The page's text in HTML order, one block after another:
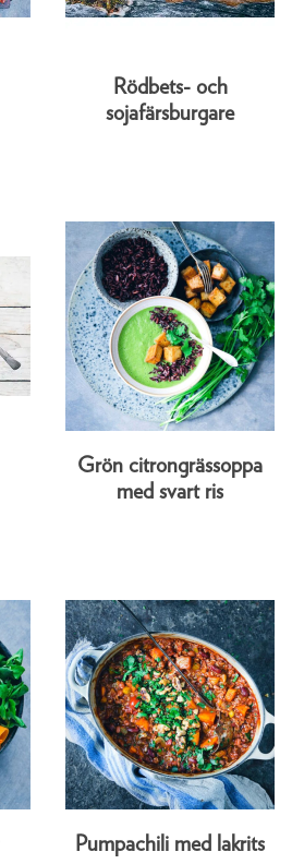
Rödbets- och
sojafärsburgare
Grön citrongrässoppa
med svart ris
Pumpachili med lakrits